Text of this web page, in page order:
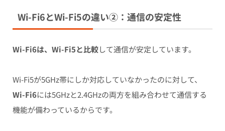
Wi-Fi6とWi-Fi5の違い②：通信の安定性
Wi-Fi6は、Wi-Fi5と比較して通信が安定しています。
Wi-Fi5が5GHz帯にしか対応していなかったのに対して、
Wi-Fi6には5GHzと2.4GHzの両方を組み合わせて通信する
機能が備わっているからです。